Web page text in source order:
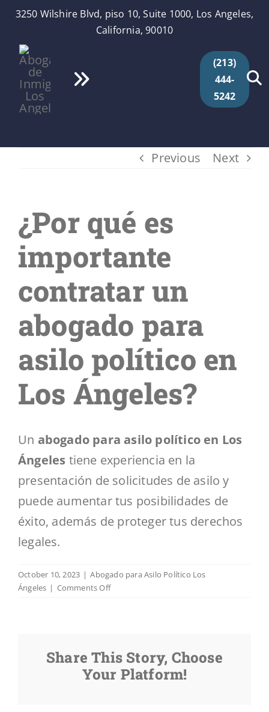
Skip
content
3250 Wilshire Blvd, piso 10, Suite 1000, Los Angeles,
California, 90010
Toggle
Inicio
Videos
Segmentos
Blog
Contáctenos
(213)
444-
5242
Previous Next
¿Por qué es
importante
contratar un
abogado para
asilo político en
Los Ángeles?
Un abogado para asilo político en Los
Ángeles tiene experiencia en la
presentación de solicitudes de asilo y
puede aumentar tus posibilidades de
éxito, además de proteger tus derechos
legales.
October 10, 2023 | Abogado para Asilo Político Los
Ángeles | Comments Offon
contratar
un
abogado
Share This Story, Choose
Your Platform!